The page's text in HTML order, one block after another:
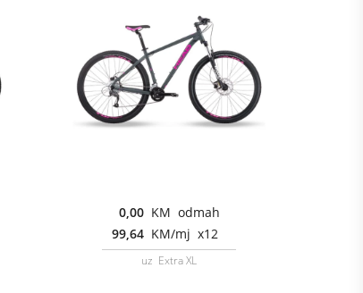
0,00 KM odmah
99,64 KM/mj x12
uz Extra XL